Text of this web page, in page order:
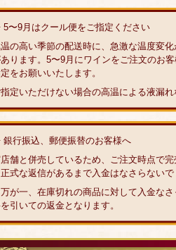
〜9月はクール便をご指定ください
の高い季節の配送時に、急激な温度変
ります。5〜9月にワインをご注文のお
をお願いいたします。
指定いただけない場合の高温による液漏
行振込、郵便振替のお客様へ
舗と併売しているため、ご注文時点で
正式な返信があるまで入金はなさらない
が一、在庫切れの商品に対して入金な
引いての返金となります。